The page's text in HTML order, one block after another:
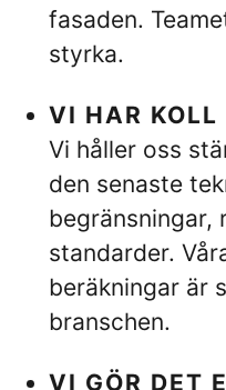
fasaden.
styrka.
VI HAR KOLL
Vi håller oss
den senaste
begränsningar,
standarder.
beräkningar är
branschen.
VI GÖR DET